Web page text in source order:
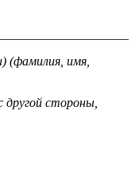
имя,
стороны,